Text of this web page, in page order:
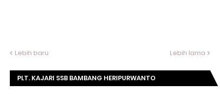
Lebih baru Lebih lama
PLT. KAJARI SSB BAMBANG HERIPURWANTO